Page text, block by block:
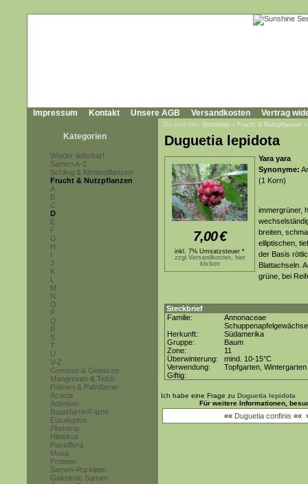
Impressum Kontakt Unsere AGB Versandkosten Vertrag
Kategorien
Wieder lieferbar!
Samen A-Z
Schling & Kletterpflanzen
Frucht & Nutzpflanzen
A
B
C
D
E
F
G
H
I
J
K
L
M
N
O
P
Q
R
S
T
U
V-Z
Gemüse & Gewürze
Mangroven & Teich
Palmen & Palmfarne
Acacia
Adenium
Baumfarne/Farne
Eucalyptus
Plumeria
Hibiskus
Passiflora
Musa
Proteen
Samen-Raritäten
Gekeimte Samen
Sie sind hier: Startseite » Frucht & Nutzpflanzen
Duguetia lepidota
7,00€
inkl. 7% Umsatzsteuer *
zzgl.Versandkosten, hier
klicken
Yara yara
Synonyme:
(1 Korn)
immergrüner,
breiten,
elliptischen,
der Basis
Blattachseln.
grüne, bei
Steckbrief
Familie:
Annonaceae
Schuppenapfelgewächse
Herkunft:
Südamerika
Gruppe:
Baum
Zone:
11
Überwinterung:
mind. 10-15°C
Verwendung:
Topfgarten, Wintergarten
Giftig:
Ich habe eine Frage zu Duguetia lepidota
Für weitere Informationen,
«« Duguetia confinis ««